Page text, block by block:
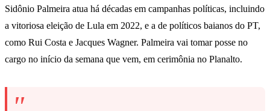
Sidônio Palmeira atua há décadas em campanhas políticas, incluindo
a vitoriosa eleição de Lula em 2022, e a de políticos baianos do PT,
como Rui Costa e Jacques Wagner. Palmeira vai tomar posse no
cargo no início da semana que vem, em cerimônia no Planalto.